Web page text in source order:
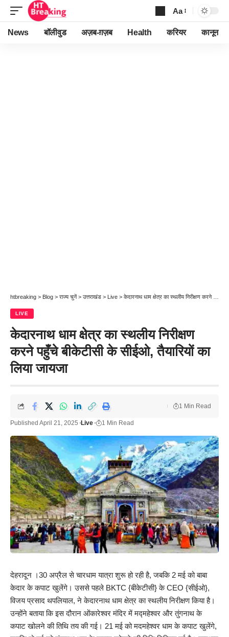
Font
Resizer
Aa
News बॉलीवुड अज़ब-ग़ज़ब Health करियर कानून
htbreaking > Blog > राज्य चुनें > उत्तराखंड > Live > केदारनाथ धाम क्षेत्र का स्थलीय निरीक्षण करने पहुँचे बीकेटीसी के सीईओ, तैयारियों का लिया जायजा
LIVE
केदारनाथ धाम क्षेत्र का स्थलीय निरीक्षण
करने पहुँचे बीकेटीसी के सीईओ, तैयारियों का
लिया जायजा
Published April 21, 2025 Live 1 Min Read
1 Min Read
देहरादून ।30 अप्रैल से चारधाम यात्रा शुरू हो रही है, जबकि 2 मई को बाबा
केदार के कपाट खुलेंगे। उससे पहले BKTC {बीकेटीसी} के CEO {सीईओ},
विजय प्रसाद थपलियाल, ने केदारनाथ धाम क्षेत्र का स्थलीय निरीक्षण किया है।
उन्होंने बताया कि इस दौरान ओंकारेश्वर मंदिर में मद्महेश्वर और तुंगनाथ के
कपाट खोलने की तिथि तय की गई। 21 मई को मदमहेश्वर धाम के कपाट खुलेंगे,